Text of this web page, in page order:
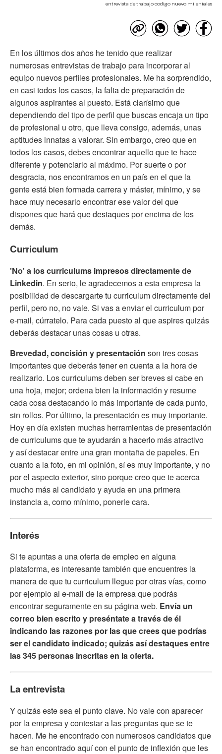
entrevista de trabajo codigo nuevo mileniales
En los últimos dos años he tenido que realizar
numerosas entrevistas de trabajo para incorporar al
equipo nuevos perfiles profesionales. Me ha sorprendido,
en casi todos los casos, la falta de preparación de
algunos aspirantes al puesto. Está clarísimo que
dependiendo del tipo de perfil que buscas encaja un tipo
de profesional u otro, que lleva consigo, además, unas
aptitudes innatas a valorar. Sin embargo, creo que en
todos los casos, debes encontrar aquello que te hace
diferente y potenciarlo al máximo. Por suerte o por
desgracia, nos encontramos en un país en el que la
gente está bien formada carrera y máster, mínimo, y se
hace muy necesario encontrar ese valor del que
dispones que hará que destaques por encima de los
demás.
Curriculum
'No' a los curriculums impresos directamente de
Linkedin. En serio, le agradecemos a esta empresa la
posibilidad de descargarte tu curriculum directamente del
perfil, pero no, no vale. Si vas a enviar el curriculum por
e-mail, cúrratelo. Para cada puesto al que aspires quizás
deberás destacar unas cosas u otras.
Brevedad, concisión y presentación son tres cosas
importantes que deberás tener en cuenta a la hora de
realizarlo. Los curriculums deben ser breves si cabe en
una hoja, mejor; ordena bien la información y resume
cada cosa destacando lo más importante de cada punto,
sin rollos. Por último, la presentación es muy importante.
Hoy en día existen muchas herramientas de presentación
de curriculums que te ayudarán a hacerlo más atractivo
y así destacar entre una gran montaña de papeles. En
cuanto a la foto, en mi opinión, sí es muy importante, y no
por el aspecto exterior, sino porque creo que te acerca
mucho más al candidato y ayuda en una primera
instancia a, como mínimo, ponerle cara.
Interés
Si te apuntas a una oferta de empleo en alguna
plataforma, es interesante también que encuentres la
manera de que tu curriculum llegue por otras vías, como
por ejemplo al e-mail de la empresa que podrás
encontrar seguramente en su página web. Envía un
correo bien escrito y preséntate a través de él
indicando las razones por las que crees que podrías
ser el candidato indicado; quizás así destaques entre
las 345 personas inscritas en la oferta.
La entrevista
Y quizás este sea el punto clave. No vale con aparecer
por la empresa y contestar a las preguntas que se te
hacen. Me he encontrado con numerosos candidatos que
se han encontrado aquí con el punto de inflexión que les